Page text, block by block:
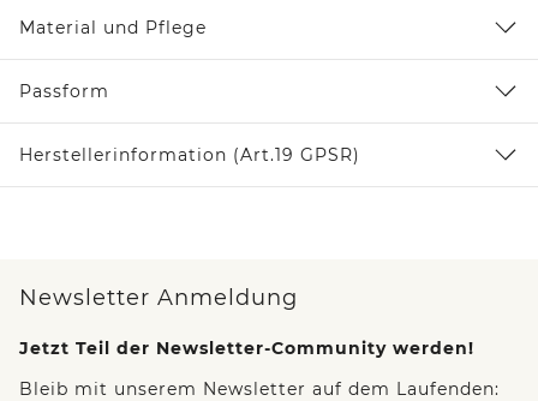
Material und Pflege
Passform
Herstellerinformation (Art.19 GPSR)
Newsletter Anmeldung
Jetzt Teil der Newsletter-Community werden!
Bleib mit unserem Newsletter auf dem Laufenden: